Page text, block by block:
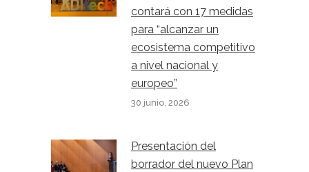
contará con 17 medidas
para “alcanzar un
ecosistema competitivo
a nivel nacional y
europeo”
30 junio, 2026
Presentación del
borrador del nuevo Plan